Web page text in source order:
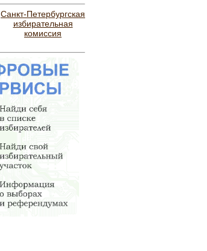
Санкт-Петербургская
избирательная
комиссия